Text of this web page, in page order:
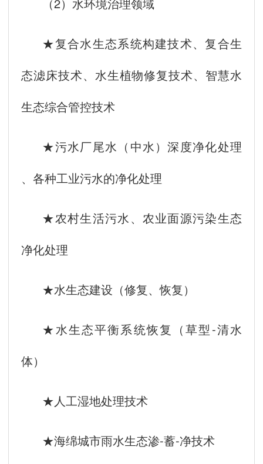
★复合水生态系统构建技术、复合生
态滤床技术、水生植物修复技术、智慧水
生态综合管控技术
★污水厂尾水（中水）深度净化处理
、各种工业污水的净化处理
★农村生活污水、农业面源污染生态
净化处理
★水生态建设（修复、恢复）
★水生态平衡系统恢复（草型-清水
体）
★人工湿地处理技术
★海绵城市雨水生态渗-蓄-净技术